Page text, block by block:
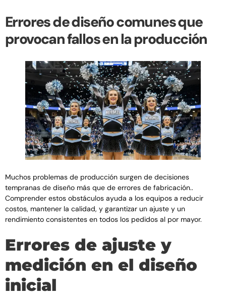
Errores de diseño comunes que
provocan fallos en la producción
Muchos problemas de producción surgen de decisiones
tempranas de diseño más que de errores de fabricación..
Comprender estos obstáculos ayuda a los equipos a reducir
costos, mantener la calidad, y garantizar un ajuste y un
rendimiento consistentes en todos los pedidos al por mayor.
Errores de ajuste y
medición en el diseño
inicial